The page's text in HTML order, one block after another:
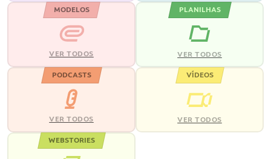
MODELOS
VER TODOS
PLANILHAS
VER TODOS
PODCASTS
VER TODOS
VÍDEOS
VER TODOS
WEBSTORIES